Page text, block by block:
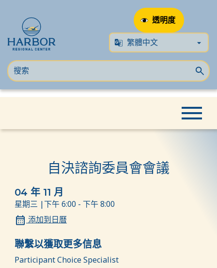
到
至
透明度
自決諮詢委員會會議
04 年 11 月
星期三 |下午 6:00 - 下午 8:00
添加到日曆
聯繫以獲取更多信息
Participant Choice Specialist